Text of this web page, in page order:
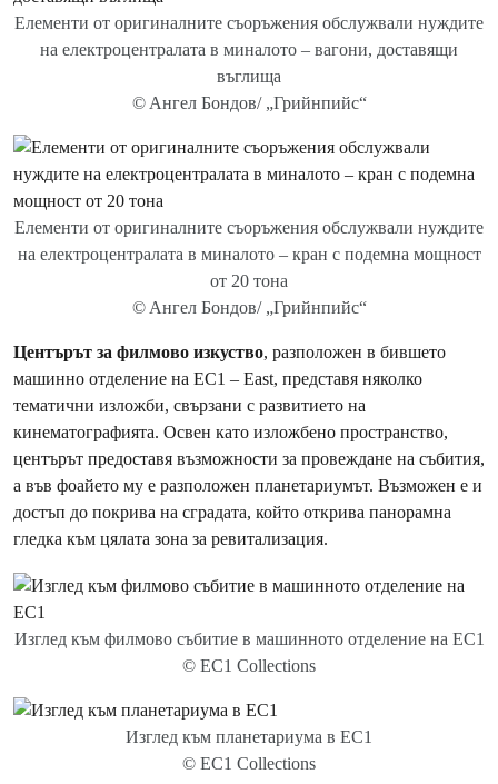
Елементи от оригиналните съоръжения обслужвали нуждите
на електроцентралата в миналото – вагони, доставящи
въглища
© Aнгел Бондов/ „Грийнпийс“
Елементи от оригиналните съоръжения обслужвали нуждите
на електроцентралата в миналото – кран с подемна мощност
от 20 тона
© Aнгел Бондов/ „Грийнпийс“
Центърът за филмово изкуство, разположен в бившето
машинно отделение на EC1 – East, представя няколко
тематични изложби, свързани с развитието на
кинематографията. Освен като изложбено пространство,
центърът предоставя възможности за провеждане на събития,
а във фоайето му е разположен планетариумът. Възможен е и
достъп до покрива на сградата, който открива панорамна
гледка към цялата зона за ревитализация.
Изглед към филмово събитие в машинното отделение на EC1
© EC1 Collections
Изглед към планетариума в EC1
© EC1 Collections